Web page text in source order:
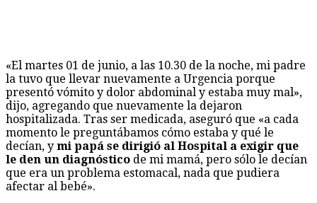
«El martes 01 de junio, a las 10.30 de la noche, mi padre
la tuvo que llevar nuevamente a Urgencia porque
presentó vómito y dolor abdominal y estaba muy mal»,
dijo, agregando que nuevamente la dejaron
hospitalizada. Tras ser medicada, aseguró que «a cada
momento le preguntábamos cómo estaba y qué le
decían, y mi papá se dirigió al Hospital a exigir que
le den un diagnóstico de mi mamá, pero sólo le decían
que era un problema estomacal, nada que pudiera
afectar al bebé».